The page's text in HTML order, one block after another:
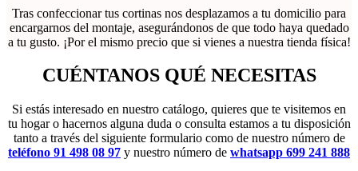
Tras confeccionar tus cortinas nos desplazamos a tu domicilio para
encargarnos del montaje, asegurándonos de que todo haya quedado
a tu gusto. ¡Por el mismo precio que si vienes a nuestra tienda física!
CUÉNTANOS QUÉ NECESITAS
Si estás interesado en nuestro catálogo, quieres que te visitemos en
tu hogar o hacernos alguna duda o consulta estamos a tu disposición
tanto a través del siguiente formulario como de nuestro número de
teléfono 91 498 08 97 y nuestro número de whatsapp 699 241 888